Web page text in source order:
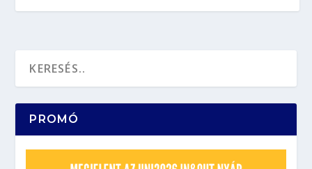
PROMÓ